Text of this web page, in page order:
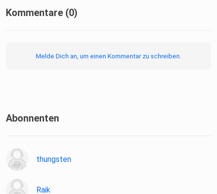
Episode zur DevOps Study
Kommentare (0)
Melde Dich an, um einen Kommentar zu schreiben.
Abonnenten
thungsten
Raik